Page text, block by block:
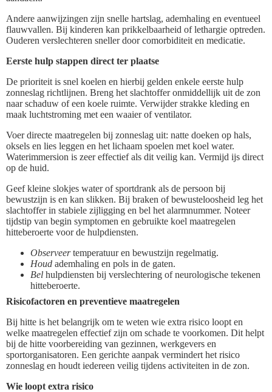
Andere aanwijzingen zijn snelle hartslag, ademhaling en eventueel
flauwvallen. Bij kinderen kan prikkelbaarheid of lethargie optreden.
Ouderen verslechteren sneller door comorbiditeit en medicatie.
Eerste hulp stappen direct ter plaatse
De prioriteit is snel koelen en hierbij gelden enkele eerste hulp
zonneslag richtlijnen. Breng het slachtoffer onmiddellijk uit de zon
naar schaduw of een koele ruimte. Verwijder strakke kleding en
maak luchtstroming met een waaier of ventilator.
Voer directe maatregelen bij zonneslag uit: natte doeken op hals,
oksels en lies leggen en het lichaam spoelen met koel water.
Waterimmersion is zeer effectief als dit veilig kan. Vermijd ijs direct
op de huid.
Geef kleine slokjes water of sportdrank als de persoon bij
bewustzijn is en kan slikken. Bij braken of bewusteloosheid leg het
slachtoffer in stabiele zijligging en bel het alarmnummer. Noteer
tijdstip van begin symptomen en gebruikte koel maatregelen
hitteberoerte voor de hulpdiensten.
Observeertemperatuur en bewustzijn regelmatig.
Houd ademhaling en pols in de gaten.
Bel hulpdiensten bij verslechtering of neurologische tekenen
hitteberoerte.
Risicofactoren en preventieve maatregelen
Bij hitte is het belangrijk om te weten wie extra risico loopt en
welke maatregelen effectief zijn om schade te voorkomen. Dit helpt
bij de hitte voorbereiding van gezinnen, werkgevers en
sportorganisatoren. Een gerichte aanpak vermindert het risico
zonneslag en houdt iedereen veilig tijdens activiteiten in de zon.
Wie loopt extra risico